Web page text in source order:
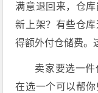
满意退回来，仓
新上架？有些仓
得额外付仓储费。
卖家要选一
在选一个可以帮